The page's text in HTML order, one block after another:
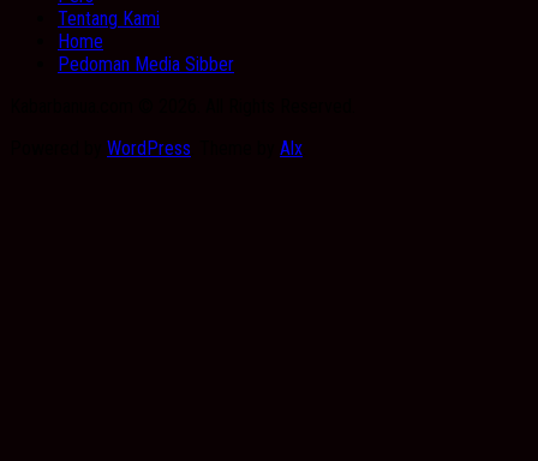
Tentang Kami
Home
Pedoman Media Sibber
WordPress Alx